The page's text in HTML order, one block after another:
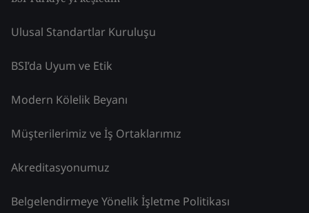
Ulusal Standartlar Kuruluşu
BSI’da Uyum ve Etik
Modern Kölelik Beyanı
Müşterilerimiz ve İş Ortaklarımız
Akreditasyonumuz
Belgelendirmeye Yönelik İşletme Politikası